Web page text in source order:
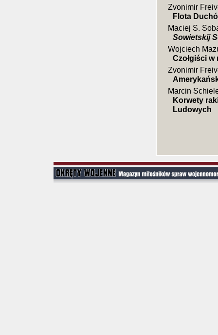
Zvonimir
Flota
Maciej S.
Sowietskij
Wojciech
Czołgiści
Zvonimir
Marcin
Korwety
Ludowych